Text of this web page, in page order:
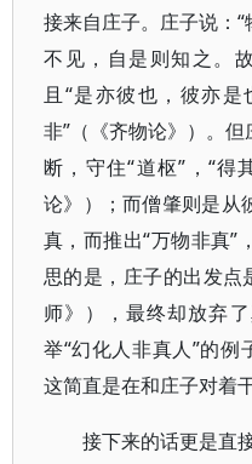
接来自庄子。庄子说：
不见，自是则知之。
且“是亦彼也，彼亦
非”（《齐物论》）。
断，守住“道枢”，“得
论》）；而僧肇则是从
真，而推出“万物非真”
思的是，庄子的出发点
师》），最终却放弃
举“幻化人非真人”的例
这简直是在和庄子对着干
接下来的话更是直